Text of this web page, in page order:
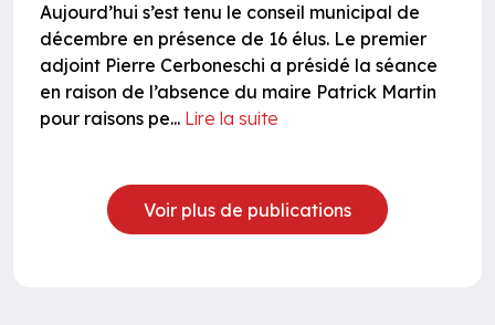
Aujourd’hui s’est tenu le conseil municipal de
décembre en présence de 16 élus. Le premier
adjoint Pierre Cerboneschi a présidé la séance
en raison de l’absence du maire Patrick Martin
pour raisons pe... Lire la suite
Voir plus de publications